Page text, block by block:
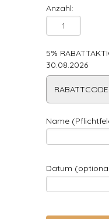
Anzahl:
5%
30.08.2026
Name
Datum